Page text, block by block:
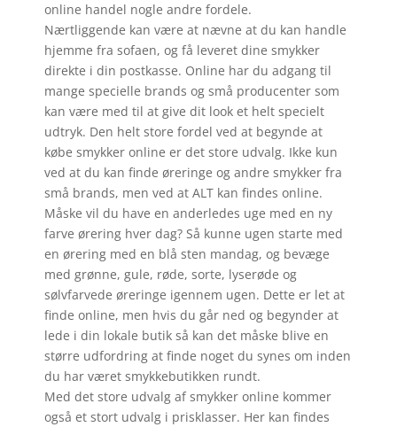
online handel nogle andre fordele.
Nærtliggende kan være at nævne at du kan handle
hjemme fra sofaen, og få leveret dine smykker
direkte i din postkasse. Online har du adgang til
mange specielle brands og små producenter som
kan være med til at give dit look et helt specielt
udtryk. Den helt store fordel ved at begynde at
købe smykker online er det store udvalg. Ikke kun
ved at du kan finde øreringe og andre smykker fra
små brands, men ved at ALT kan findes online.
Måske vil du have en anderledes uge med en ny
farve ørering hver dag? Så kunne ugen starte med
en ørering med en blå sten mandag, og bevæge
med grønne, gule, røde, sorte, lyserøde og
sølvfarvede øreringe igennem ugen. Dette er let at
finde online, men hvis du går ned og begynder at
lede i din lokale butik så kan det måske blive en
større udfordring at finde noget du synes om inden
du har været smykkebutikken rundt.
Med det store udvalg af smykker online kommer
også et stort udvalg i prisklasser. Her kan findes